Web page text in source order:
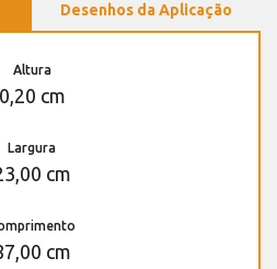
Desenhos da Aplicação
Altura
0,20 cm
Largura
cm
cm